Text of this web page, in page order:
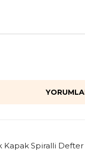
Spiralli Defter